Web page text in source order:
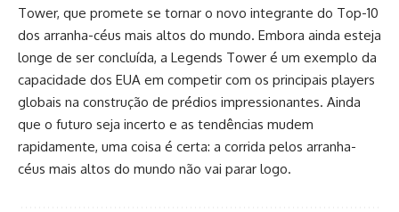
Tower, que promete se tornar o novo integrante do Top-10
dos arranha-céus mais altos do mundo. Embora ainda esteja
longe de ser concluída, a Legends Tower é um exemplo da
capacidade dos EUA em competir com os principais players
globais na construção de prédios impressionantes. Ainda
que o futuro seja incerto e as tendências mudem
rapidamente, uma coisa é certa: a corrida pelos arranha-
céus mais altos do mundo não vai parar logo.